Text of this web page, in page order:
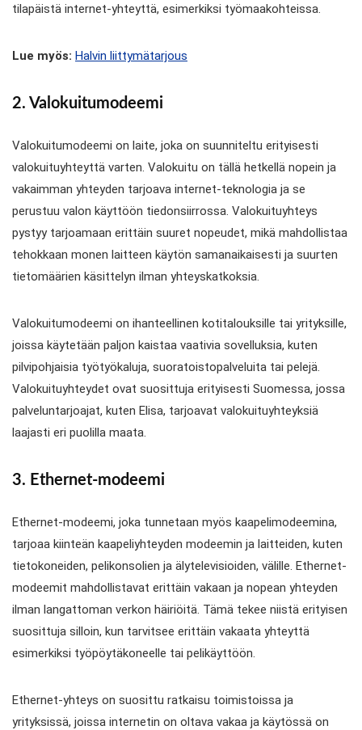
tilapäistä internet-yhteyttä, esimerkiksi työmaakohteissa.
Lue myös: Halvin liittymätarjous
2. Valokuitumodeemi
Valokuitumodeemi on laite, joka on suunniteltu erityisesti
valokuituyhteyttä varten. Valokuitu on tällä hetkellä nopein ja
vakaimman yhteyden tarjoava internet-teknologia ja se
perustuu valon käyttöön tiedonsiirrossa. Valokuituyhteys
pystyy tarjoamaan erittäin suuret nopeudet, mikä mahdollistaa
tehokkaan monen laitteen käytön samanaikaisesti ja suurten
tietomäärien käsittelyn ilman yhteyskatkoksia.
Valokuitumodeemi on ihanteellinen kotitalouksille tai yrityksille,
joissa käytetään paljon kaistaa vaativia sovelluksia, kuten
pilvipohjaisia työtyökaluja, suoratoistopalveluita tai pelejä.
Valokuituyhteydet ovat suosittuja erityisesti Suomessa, jossa
palveluntarjoajat, kuten Elisa, tarjoavat valokuituyhteyksiä
laajasti eri puolilla maata.
3. Ethernet-modeemi
Ethernet-modeemi, joka tunnetaan myös kaapelimodeemina,
tarjoaa kiinteän kaapeliyhteyden modeemin ja laitteiden, kuten
tietokoneiden, pelikonsolien ja älytelevisioiden, välille. Ethernet-
modeemit mahdollistavat erittäin vakaan ja nopean yhteyden
ilman langattoman verkon häiriöitä. Tämä tekee niistä erityisen
suosittuja silloin, kun tarvitsee erittäin vakaata yhteyttä
esimerkiksi työpöytäkoneelle tai pelikäyttöön.
Ethernet-yhteys on suosittu ratkaisu toimistoissa ja
yrityksissä, joissa internetin on oltava vakaa ja käytössä on